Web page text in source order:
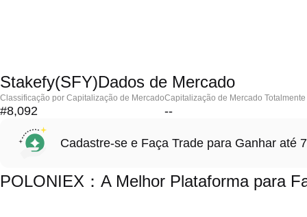
Stakefy(SFY)Dados de Mercado
Classificação por Capitalização de Mercado
#8,092
Capitalização de Mercado
--
Cadastre-se e Faça Trade para Ganhar até
POLONIEX：A Melhor Plataforma para